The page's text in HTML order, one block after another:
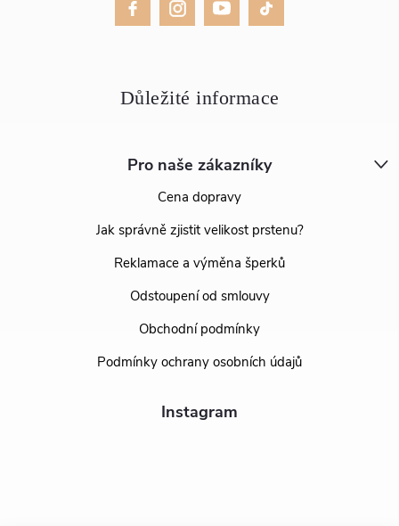
Pro naše zákazníky
Cena dopravy
Jak správně zjistit velikost prstenu?
Reklamace a výměna šperků
Odstoupení od smlouvy
Obchodní podmínky
Podmínky ochrany osobních údajů
Instagram